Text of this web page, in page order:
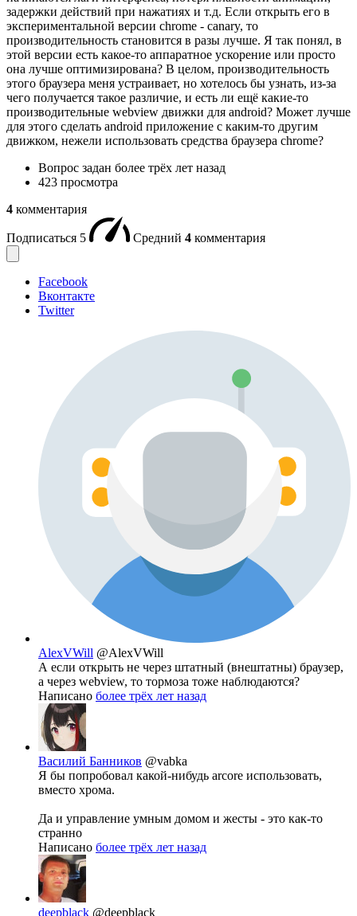
задержки действий при нажатиях и т.д. Если открыть его в
экспериментальной версии chrome - canary, то
производительность становится в разы лучше. Я так понял, в
этой версии есть какое-то аппаратное ускорение или просто
она лучше оптимизирована? В целом, производительность
этого браузера меня устраивает, но хотелось бы узнать, из-за
чего получается такое различие, и есть ли ещё какие-то
производительные webview движки для android? Может лучше
для этого сделать android приложение с каким-то другим
движком, нежели использовать средства браузера chrome?
Вопрос задан более трёх лет назад
423 просмотра
4 комментария
Подписаться 5 Средний 4 комментария
Facebook
Вконтакте
Twitter
AlexVWill @AlexVWill
А если открыть не через штатный (внештатны) браузер,
а через webview, то тормоза тоже наблюдаются?
Написано более трёх лет назад
Василий Банников @vabka
Я бы попробовал какой-нибудь arcore использовать,
вместо хрома.
Да и управление умным домом и жесты - это как-то
странно
Написано более трёх лет назад
deepblack @deepblack